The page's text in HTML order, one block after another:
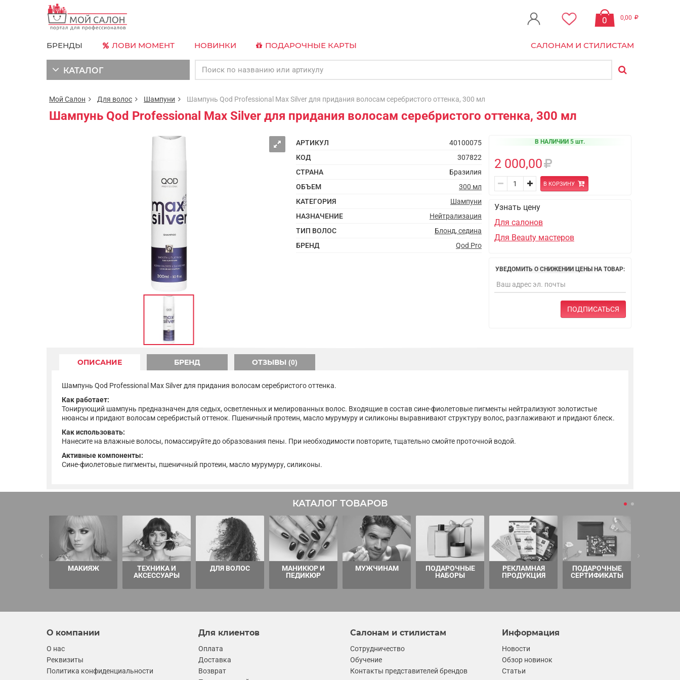
0 0,00
БРЕНДЫ ЛОВИ МОМЕНТ НОВИНКИ ПОДАРОЧНЫЕ КАРТЫ САЛОНАМ И СТИЛИСТАМ
КАТАЛОГ
Мой Салон Для волос Шампуни Шампунь Qod Professional Max Silver для придания волосам серебристого оттенка, 300 мл
Шампунь Qod Professional Max Silver для придания волосам серебристого оттенка, 300 мл
АРТИКУЛ
40100075
КОД
307822
СТРАНА
Бразилия
ОБЪЕМ
300 мл
КАТЕГОРИЯ
Шампуни
НАЗНАЧЕНИЕ
Нейтрализация
ТИП ВОЛОС
Блонд, седина
БРЕНД
Qod Pro
В НАЛИЧИИ 5 шт.
2 000,00
В КОРЗИНУ
Узнать цену
Для салонов
Для Beauty мастеров
УВЕДОМИТЬ О СНИЖЕНИИ ЦЕНЫ НА ТОВАР:
ПОДПИСАТЬСЯ
ОПИСАНИЕ БРЕНД ОТЗЫВЫ (0)
Шампунь Qod Professional Max Silver для придания волосам серебристого оттенка.
Как работает:
Тонирующий шампунь предназначен для седых, осветленных и мелированных волос. Входящие в состав сине-фиолетовые пигменты нейтрализуют золотистые
нюансы и придают волосам серебристый оттенок. Пшеничный протеин, масло мурумуру и силиконы выравнивают структуру волос, разглаживают и придают блеск.
Как использовать:
Нанесите на влажные волосы, помассируйте до образования пены. При необходимости повторите, тщательно смойте проточной водой.
Активные компоненты:
Сине-фиолетовые пигменты, пшеничный протеин, масло мурумуру, силиконы.
КАТАЛОГ ТОВАРОВ
МАКИЯЖ
ТЕХНИКА И
АКСЕССУАРЫ
ДЛЯ ВОЛОС
МАНИКЮР И
ПЕДИКЮР
МУЖЧИНАМ
ПОДАРОЧНЫЕ
НАБОРЫ
РЕКЛАМНАЯ
ПРОДУКЦИЯ
ПОДАРОЧНЫЕ
СЕРТИФИКАТЫ
О компании
О нас
Реквизиты
Политика конфиденциальности
Для клиентов
Оплата
Доставка
Возврат
Салонам и стилистам
Сотрудничество
Обучение
Контакты представителей брендов
Информация
Новости
Обзор новинок
Статьи